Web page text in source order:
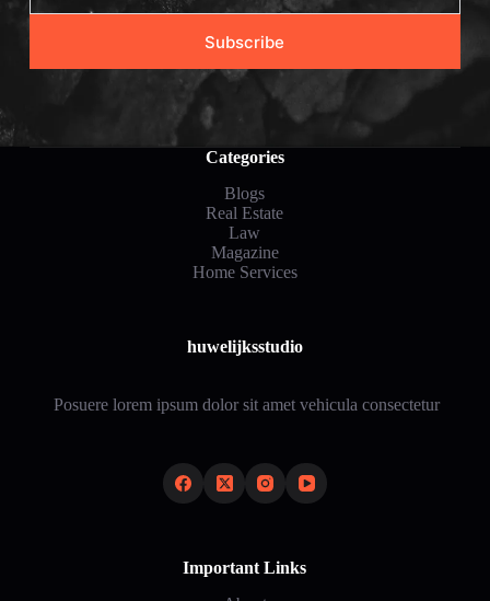
Subscribe
Categories
Blogs
Real Estate
Law
Magazine
Home Services
huwelijksstudio
Posuere lorem ipsum dolor sit amet vehicula consectetur
Important Links